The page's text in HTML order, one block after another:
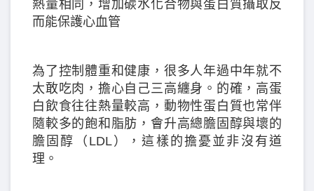
熱量相同，增加碳水化合物與蛋白質攝取反
而能保護心血管
為了控制體重和健康，很多人年過中年就不
太敢吃肉，擔心自己三高纏身。的確，高蛋
白飲食往往熱量較高，動物性蛋白質也常伴
隨較多的飽和脂肪，會升高總膽固醇與壞的
膽固醇（LDL），這樣的擔憂並非沒有道
理。